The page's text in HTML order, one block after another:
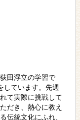
田浮立の学習で
しています。先週
て実際に挑戦して
だき、熱心に教え
伝統文化にふれ、